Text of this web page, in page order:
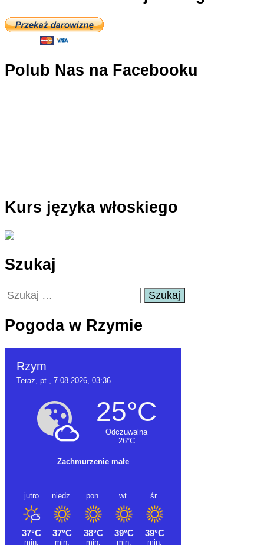
Polub Nas na Facebooku
Kurs języka włoskiego
Szukaj
Szukaj:
Pogoda w Rzymie